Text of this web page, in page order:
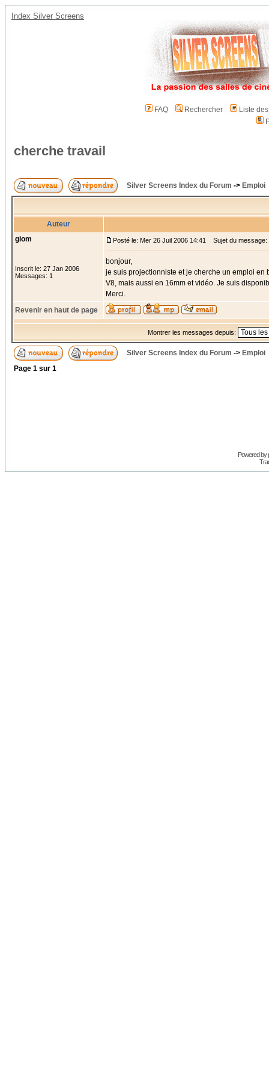
Index Silver Screens
FAQ Rechercher
Liste
cherche travail
Silver Screens Index du Forum -> Emploi
Auteur
giom
Inscrit le: 27 Jan 2006
Messages: 1
Posté le: Mer 26 Juil 2006 14:41 Sujet du message:
bonjour,
je suis projectionniste et je cherche un emploi
V8, mais aussi en 16mm et vidéo. Je suis
Merci.
Revenir en haut de page
Montrer les messages depuis:
Silver Screens Index du Forum -> Emploi
Page 1 sur 1
Powered by